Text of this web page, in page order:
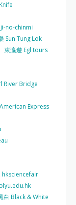
no-chinmi
Sun Tung Lok
東瀛遊 Egl tours
River Bridge
Express
hksciencefair
白 Black & White